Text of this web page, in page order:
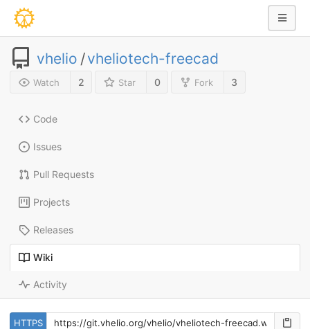
vhelio /vheliotech-freecad
Watch 2 Star 0 Fork 3
Code
Issues
Pull Requests
Projects
Releases
Wiki
Activity
HTTPS